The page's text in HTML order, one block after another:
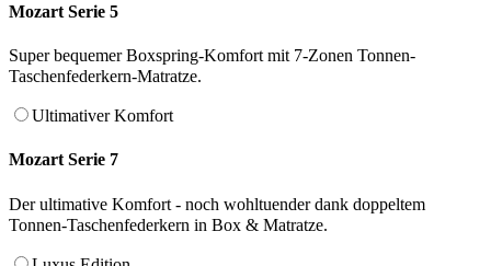
Mozart Serie 5
Super bequemer Boxspring-Komfort mit 7-Zonen Tonnen-
Taschenfederkern-Matratze.
Ultimativer Komfort
Mozart Serie 7
Der ultimative Komfort - noch wohltuender dank doppeltem
Tonnen-Taschenfederkern in Box & Matratze.